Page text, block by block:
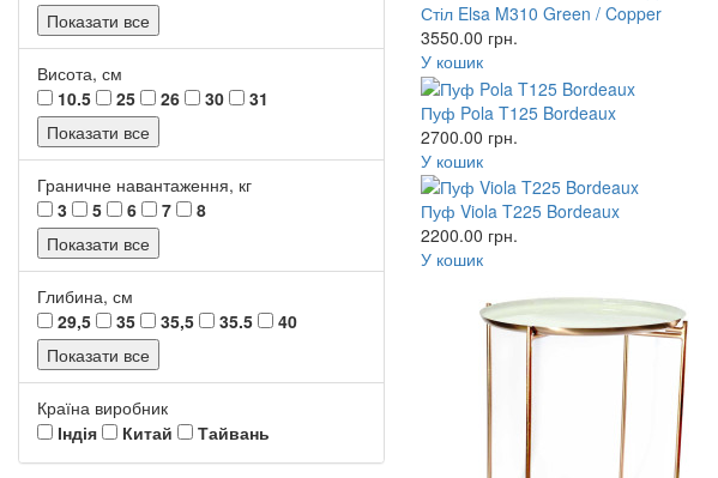
Показати все
Висота, см
10.5
25 26 30
31
Показати все
Граничне навантаження, кг
3
5 6 7
8
Показати все
Глибина, см
29,5
35 35,5 35.5
40
Показати все
Країна виробник
Індія
Китай Тайвань
Стіл Elsa M310 Green / Copper
3550.00 грн.
У кошик
Пуф Pola T125 Bordeaux
2700.00 грн.
У кошик
Пуф Viola T225 Bordeaux
2200.00 грн.
У кошик